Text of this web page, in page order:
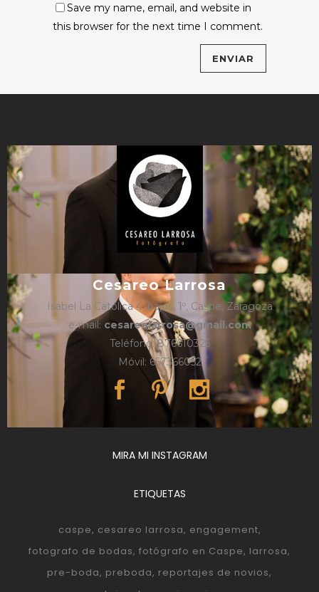
Save my name, email, and website in
this browser for the next time I comment.
Cesareo Larrosa
Isabel La Católica 4, bajos, 1º, Caspe, Zaragoza
e-mail: cesareolarrosa@gmail.com
Teléfono: 876610325
Móvil: 657366052
MIRA MI INSTAGRAM
ETIQUETAS
caspe cesareo larrosa engagement
fotografo de bodas fotógrafo en Caspe larrosa
pre-boda preboda reportajes de novios